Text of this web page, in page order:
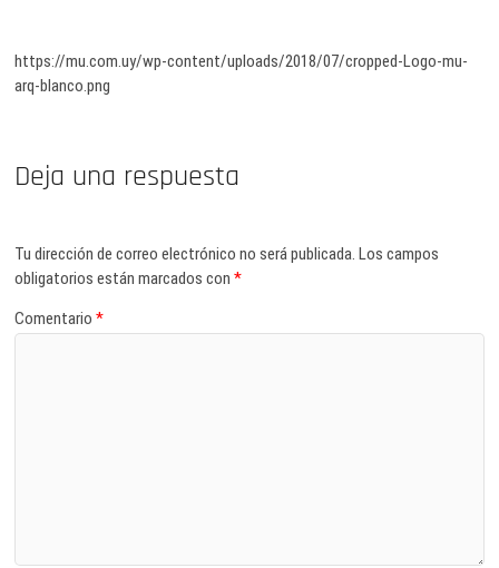
https://mu.com.uy/wp-content/uploads/2018/07/cropped-Logo-mu-
arq-blanco.png
Deja una respuesta
Tu dirección de correo electrónico no será publicada. Los campos
obligatorios están marcados con*
Comentario*